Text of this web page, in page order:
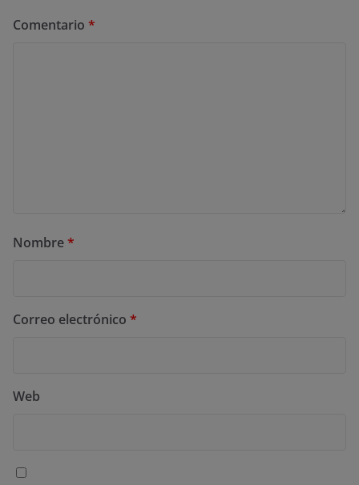
Comentario *
Nombre*
Correo electrónico *
Web